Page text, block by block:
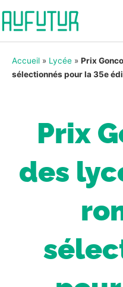
Accueil » Lycée » Prix
sélectionnés pour la 35e
Prix
des